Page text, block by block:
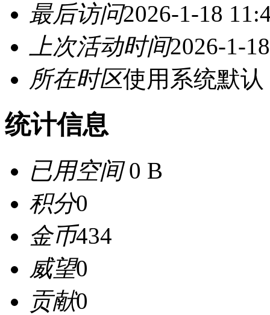
最后访问2026-1-18
上次活动时间2026-1-
所在时区使用系统默认
统计信息
已用空间0 B
积分0
金币434
威望0
贡献0